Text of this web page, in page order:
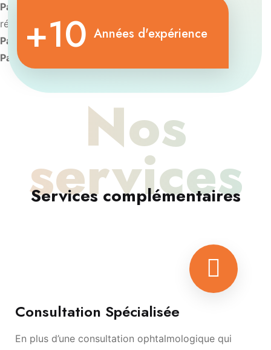
Paris:
Diplôme d’Université d’Imagerie et de pathologie
rétinienne
Paris: Diplôme d’Université de Contactologie.
Paris: +10 Années d'expérience
Nos
services
Services complémentaires
Consultation Spécialisée
En plus d’une consultation ophtalmologique qui